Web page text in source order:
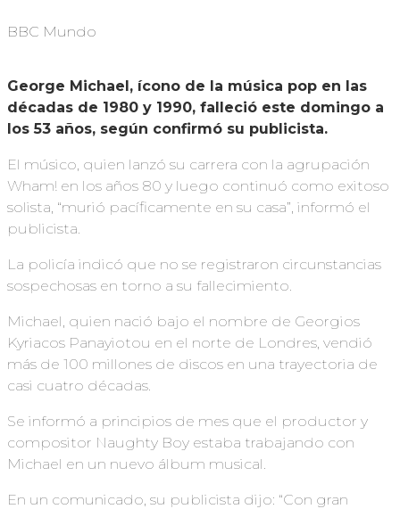
BBC Mundo
George Michael, ícono de la música pop en las
décadas de 1980 y 1990, falleció este domingo a
los 53 años, según confirmó su publicista.
El músico, quien lanzó su carrera con la agrupación
Wham! en los años 80 y luego continuó como exitoso
solista, “murió pacíficamente en su casa”, informó el
publicista.
La policía indicó que no se registraron circunstancias
sospechosas en torno a su fallecimiento.
Michael, quien nació bajo el nombre de Georgios
Kyriacos Panayiotou en el norte de Londres, vendió
más de 100 millones de discos en una trayectoria de
casi cuatro décadas.
Se informó a principios de mes que el productor y
compositor Naughty Boy estaba trabajando con
Michael en un nuevo álbum musical.
En un comunicado, su publicista dijo: “Con gran